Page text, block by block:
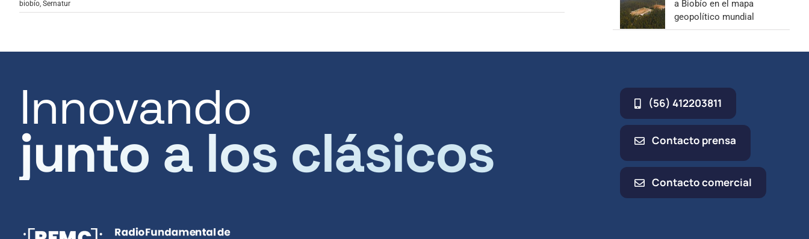
biobío, Sernatur
a Biobío en el mapa
geopolítico mundial
Innovando
junto a los clásicos
(56) 412203811
Contacto prensa
Contacto comercial